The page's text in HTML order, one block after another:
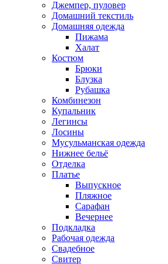
Джемпер, пуловер
Домашний текстиль
Домашняя одежда
Пижама
Халат
Костюм
Брюки
Блузка
Рубашка
Комбинезон
Купальник
Легинсы
Лосины
Мусульманская одежда
Нижнее бельё
Отделка
Платье
Выпускное
Пляжное
Сарафан
Вечернее
Подкладка
Рабочая одежда
Свадебное
Свитер